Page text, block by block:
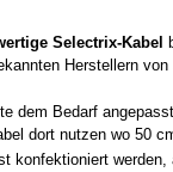
Selectrix-Kabel
Herstellern
dem Bedarf
dort nutzen wo 50
konfektioniert werden,